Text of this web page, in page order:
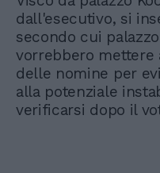
dall'esecutivo, si
secondo cui
vorrebbero mettere
delle nomine per
alla potenziale
verificarsi dopo il